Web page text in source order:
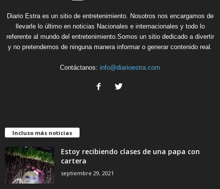
Diario Estra es un sitio de entretenimiento. Nosotros nos encargamos de
llevarle lo último en noticias Nacionales e internacionales y todo lo
referente al mundo del entretenimiento.Somos un sitio dedicado a divertir
y no pretendemos de ninguna manera informar o generar contenido real.
Contáctanos: info@diarioestra.com
Incluso más noticias
Estoy recibiendo clases de una papa con
cartera
septiembre 29, 2021